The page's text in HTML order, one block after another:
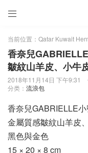

当前位置： Qatar Kuwait
香奈兒
皺紋山羊皮、小牛
2018年11月14日 下午9:31
分类： 流浪包
香奈兒GABRIELLE
金屬質感皺紋山羊皮
黑色與金色
15 × 20 × 8 cm